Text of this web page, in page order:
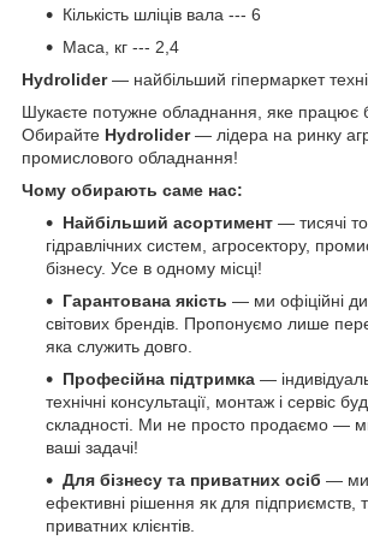
Кількість шліців вала --- 6
Маса, кг --- 2,4
Hydrolider— найбільший гіпермаркет
Шукаєте потужне обладнання, яке працює
Обирайте Hydrolider— лідера на ринку
промислового обладнання!
Чому обирають саме нас:
Найбільший асортимент — тисячі
гідравлічних систем, агросектору,
бізнесу. Усе в одному місці!
Гарантована якість — ми офіційні
світових брендів. Пропонуємо лише
яка служить довго.
Професійна підтримка —
технічні консультації, монтаж і сервіс
складності. Ми не просто продаємо —
ваші задачі!
Для бізнесу та приватних осіб — ми
ефективні рішення як для підприємств,
приватних клієнтів.